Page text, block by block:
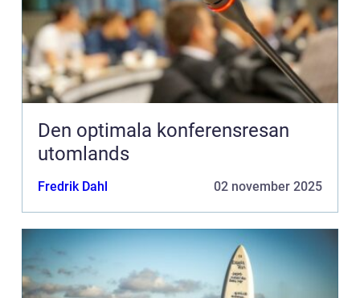
Den optimala konferensresan
utomlands
Fredrik Dahl 02 november 2025